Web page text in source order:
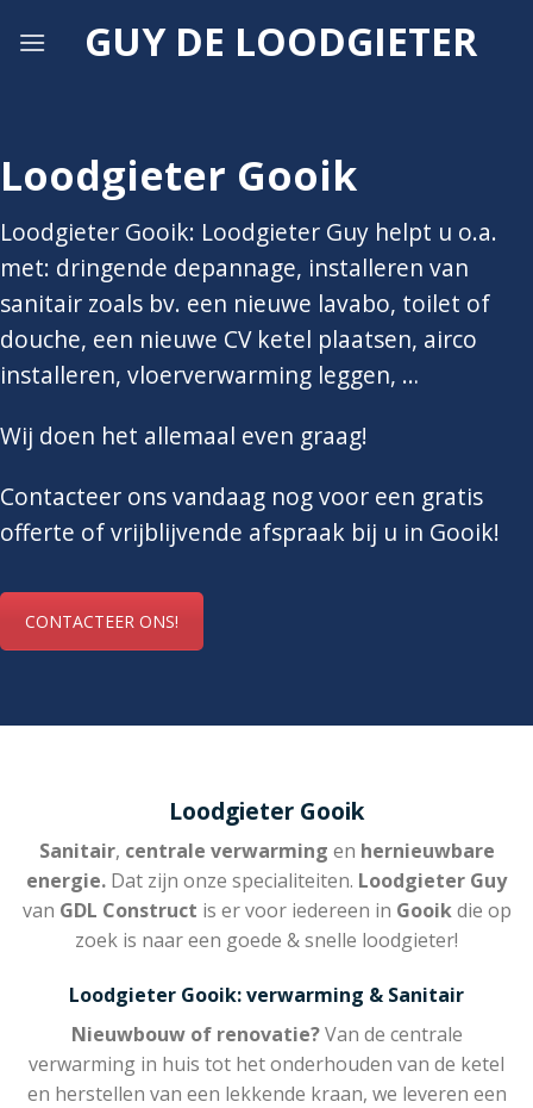
GUY DE LOODGIETER
Loodgieter Gooik
Loodgieter Gooik: Loodgieter Guy helpt u o.a.
met: dringende depannage, installeren van
sanitair zoals bv. een nieuwe lavabo, toilet of
douche, een nieuwe CV ketel plaatsen, airco
installeren, vloerverwarming leggen, …
Wij doen het allemaal even graag!
Contacteer ons vandaag nog voor een gratis
offerte of vrijblijvende afspraak bij u in Gooik!
CONTACTEER ONS!
Loodgieter Gooik
Sanitair, centrale verwarming en hernieuwbare
energie. Dat zijn onze specialiteiten. Loodgieter Guy
van GDL Construct is er voor iedereen in Gooikdie op
zoek is naar een goede & snelle loodgieter!
Loodgieter Gooik: verwarming & Sanitair
Nieuwbouw of renovatie?Van de centrale
verwarming in huis tot het onderhouden van de ketel
en herstellen van een lekkende kraan, we leveren een